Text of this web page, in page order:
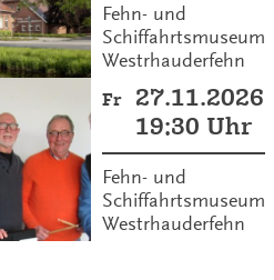
Fehn- und
Schiffahrtsmuseum
Westrhauderfehn
Fr
27.11.2026
19:30 Uhr
Fehn- und
Schiffahrtsmuseum
Westrhauderfehn